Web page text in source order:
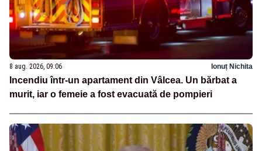
8 aug. 2026, 09:06 Ionuț Nichita
Incendiu într-un apartament din Vâlcea. Un bărbat a
murit, iar o femeie a fost evacuată de pompieri